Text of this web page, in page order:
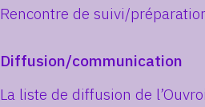
Rencontre de suivi/
Diffusion/communication
La liste de diffusion de